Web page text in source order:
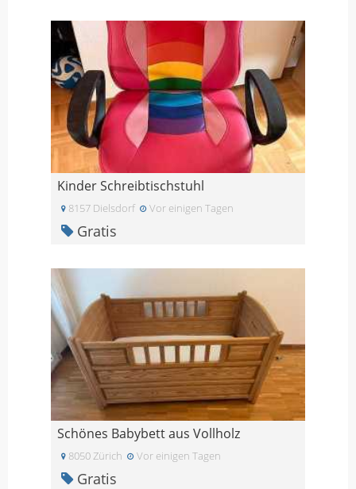
Kinder Schreibtischstuhl
8157 Dielsdorf Vor einigen Tagen
Gratis
Schönes Babybett aus Vollholz
8050 Zürich Vor einigen Tagen
Gratis